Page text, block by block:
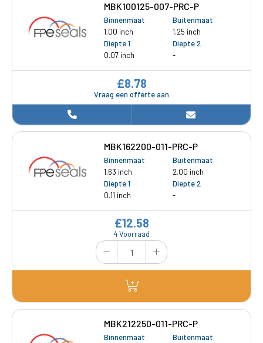
MBK100125-007-PRC-P
Binnenmaat
1.00 inch
Buitenmaat
1.25 inch
Diepte 1
0.07 inch
Diepte 2
-
Vraag een offerte aan
£8.78
MBK162200-011-PRC-P
Binnenmaat
1.63 inch
Buitenmaat
2.00 inch
Diepte 1
0.11 inch
Diepte 2
-
4 Voorraad
£12.58
MBK212250-011-PRC-P
Binnenmaat
Buitenmaat